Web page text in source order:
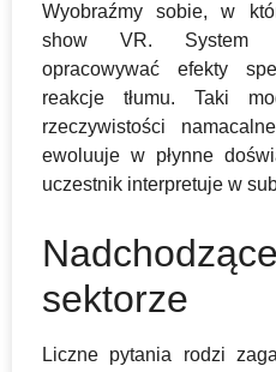
Wyobraźmy sobie, w
show VR. System
opracowywać efekty
reakcje tłumu. Taki
rzeczywistości
ewoluuje w płynne
uczestnik interpretuje w
sektorze
Liczne pytania rodzi